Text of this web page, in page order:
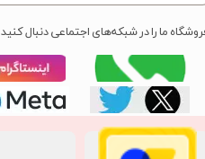
ما را در شبکه‌های اجتماعی دنبال